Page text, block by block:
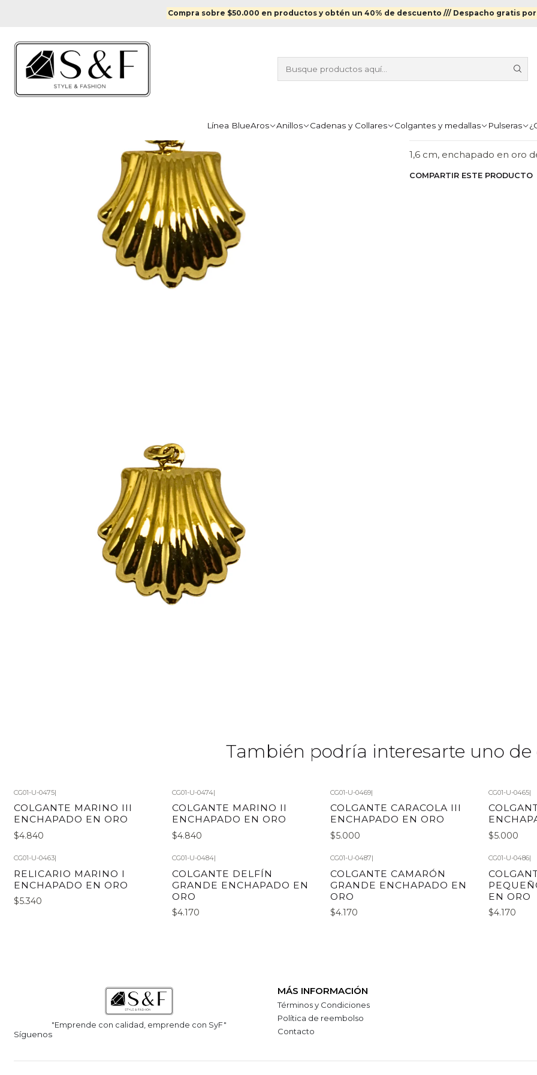
Línea BlueAros Anillos Cadenas y Collares Colgantes y medallas Pulseras
Compra sobre $50.000 en productos y obtén un 40% de descuento /// Despacho gratis
Inicio Colgantes y medallas Colgantes y medallas Enchapados en Oro Colgante
COLGANTE
ORO
DESCRIPCIÓN
1,6 cm, enchapado en oro
COMPARTIR ESTE PRODUCTO
También podría interesarte uno de
CG01-U-0475|
COLGANTE MARINO III
ENCHAPADO EN ORO
$4.840
CG01-U-0474|
COLGANTE MARINO II
ENCHAPADO EN ORO
$4.840
CG01-U-0469|
COLGANTE CARACOLA III
ENCHAPADO EN ORO
$5.000
CG01-U-0465|
$5.000
CG01-U-0463|
RELICARIO MARINO I
ENCHAPADO EN ORO
$5.340
CG01-U-0484|
COLGANTE DELFÍN
GRANDE ENCHAPADO EN
ORO
$4.170
CG01-U-0487|
COLGANTE CAMARÓN
GRANDE ENCHAPADO EN
ORO
$4.170
CG01-U-0486|
EN ORO
$4.170
"Emprende con calidad, emprende con SyF"
Síguenos
MÁS INFORMACIÓN
Términos y Condiciones
Política de reembolso
Contacto